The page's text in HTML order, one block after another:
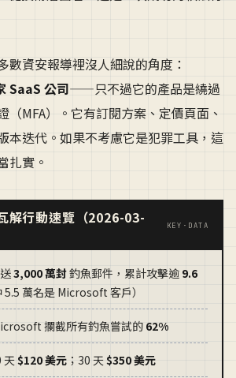
數資安報導裡沒人細說的角度：
SaaS 公司——只不過它的產品是繞過
（MFA）。它有訂閱方案、定價頁面、
本迭代。如果不考慮它是犯罪工具，這
扎實。
解行動速覽（2026-03-
KEY·DATA
3,000 萬封釣魚郵件，累計攻擊逾 9.6
5.5 萬名是 Microsoft 客戶）
攔截所有釣魚嘗試的 62%
天$120 美元 ；30 天$350 美元